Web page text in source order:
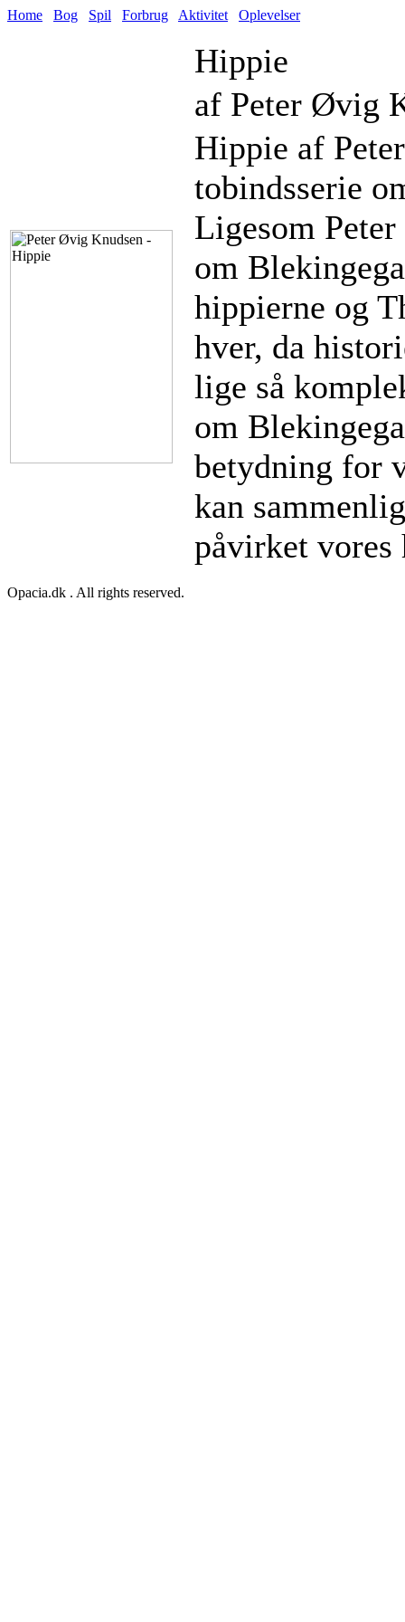
Home Bog Spil Forbrug Aktivitet Oplevelser
Hippie
af Peter Øvig
Hippie af
tobindsserie
Ligesom
om
hippierne og
hver, da
lige så
om
betydning for
kan
påvirket vores
Opacia.dk . All rights reserved.